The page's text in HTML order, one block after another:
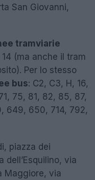
San Giovanni,
tramviarie
(ma anche il tram
Per lo stesso
bus: C2, C3, H, 16,
75, 81, 82, 85, 87,
649, 650, 714, 792,
piazza dei
dell’Esquilino, via
Maggiore, via